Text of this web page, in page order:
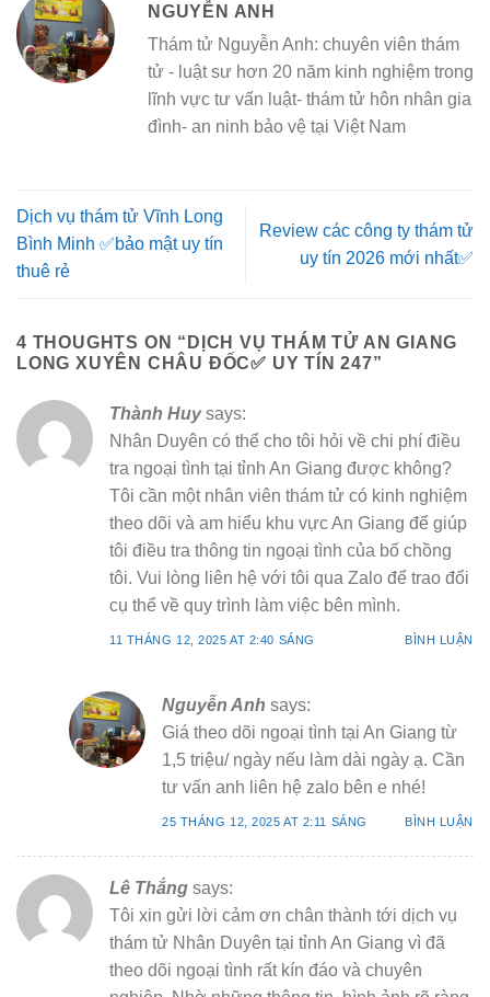
NGUYỄN ANH
Thám tử Nguyễn Anh: chuyên viên thám
tử - luật sư hơn 20 năm kinh nghiệm trong
lĩnh vực tư vấn luật- thám tử hôn nhân gia
đình- an ninh bảo vệ tại Việt Nam
Dịch vụ thám tử Vĩnh Long
Bình Minh ✅bảo mật uy tín
thuê rẻ
Review các công ty thám tử
uy tín 2026 mới nhất✅
4 THOUGHTS ON “ DỊCH VỤ THÁM TỬ AN GIANG
LONG XUYÊN CHÂU ĐỐC✅ UY TÍN 247”
Thành Huy says:
Nhân Duyên có thể cho tôi hỏi về chi phí điều
tra ngoại tình tại tỉnh An Giang được không?
Tôi cần một nhân viên thám tử có kinh nghiệm
theo dõi và am hiểu khu vực An Giang để giúp
tôi điều tra thông tin ngoại tình của bố chồng
tôi. Vui lòng liên hệ với tôi qua Zalo để trao đổi
cụ thể về quy trình làm việc bên mình.
11 THÁNG 12, 2025 AT 2:40 SÁNG BÌNH LUẬN
Nguyễn Anh says:
Giá theo dõi ngoại tình tại An Giang từ
1,5 triệu/ ngày nếu làm dài ngày ạ. Cần
tư vấn anh liên hệ zalo bên e nhé!
25 THÁNG 12, 2025 AT 2:11 SÁNG BÌNH LUẬN
Lê Thắng says:
Tôi xin gửi lời cảm ơn chân thành tới dịch vụ
thám tử Nhân Duyên tại tỉnh An Giang vì đã
theo dõi ngoại tình rất kín đáo và chuyên